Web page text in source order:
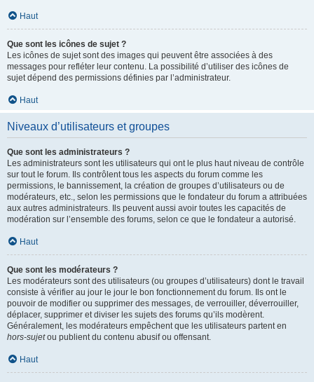
Haut
Que sont les icônes de sujet ?
Les icônes de sujet sont des images qui peuvent être associées à des
messages pour refléter leur contenu. La possibilité d’utiliser des icônes de
sujet dépend des permissions définies par l’administrateur.
Haut
Niveaux d’utilisateurs et groupes
Que sont les administrateurs ?
Les administrateurs sont les utilisateurs qui ont le plus haut niveau de contrôle
sur tout le forum. Ils contrôlent tous les aspects du forum comme les
permissions, le bannissement, la création de groupes d’utilisateurs ou de
modérateurs, etc., selon les permissions que le fondateur du forum a attribuées
aux autres administrateurs. Ils peuvent aussi avoir toutes les capacités de
modération sur l’ensemble des forums, selon ce que le fondateur a autorisé.
Haut
Que sont les modérateurs ?
Les modérateurs sont des utilisateurs (ou groupes d’utilisateurs) dont le travail
consiste à vérifier au jour le jour le bon fonctionnement du forum. Ils ont le
pouvoir de modifier ou supprimer des messages, de verrouiller, déverrouiller,
déplacer, supprimer et diviser les sujets des forums qu’ils modèrent.
Généralement, les modérateurs empêchent que les utilisateurs partent en
hors-sujetou publient du contenu abusif ou offensant.
Haut